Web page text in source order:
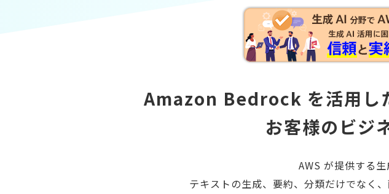
Amazon Bedrock を活用し
お客様のビジ
AWS が提供する
テキストの生成、要約、分類だけでなく